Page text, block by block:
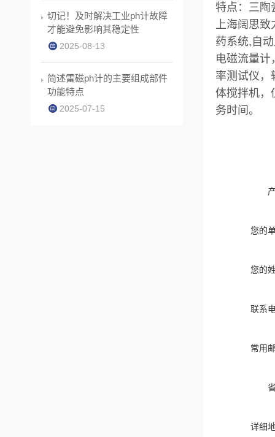
特点：三陶
上海阔思致
药系统,自
电磁流量
率测试仪，
体搅拌机，
务时间。
您的
您的
联系
常用
详细
切记！及时解决工业ph计故障
才能避免影响其稳定性
2025-08-13
简述雷磁ph计的主要组成部件
功能特点
2025-07-15